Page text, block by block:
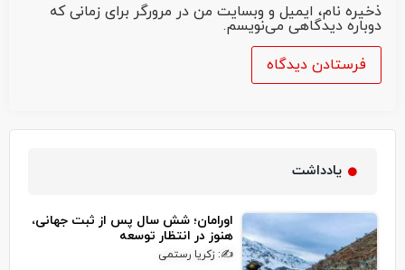
ذخیره نام، ایمیل و وبسایت من در مرورگر برای زمانی که
دوباره دیدگاهی می‌نویسم.
یادداشت
اورامان؛ شش سال پس از ثبت جهانی،
هنوز در انتظار توسعه
✍: زکریا رستمی